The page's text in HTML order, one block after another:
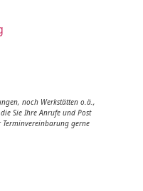
noch Werkstätten o.ä.,
Sie Ihre Anrufe und Post
gerne